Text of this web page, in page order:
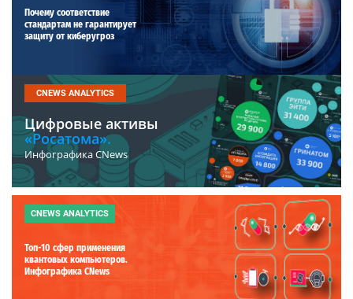
Почему соответствие
стандартам не гарантирует
защиту от киберугроз
CNEWS ANALYTICS
Цифровые активы
«Росатома».
Инфографика CNews
CNEWS ANALYTICS
Топ-10 сфер применения
квантовых компьютеров.
Инфографика CNews